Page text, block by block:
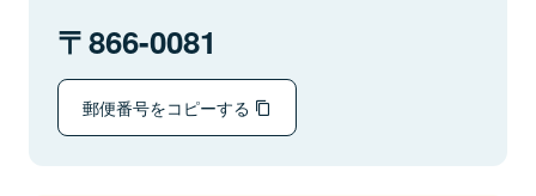
866-0081
郵便番号をコピーする